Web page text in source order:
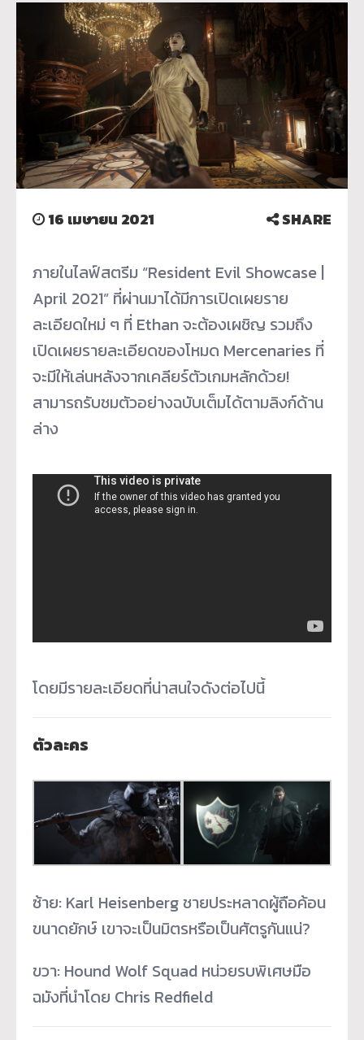
16 เมษายน 2021 SHARE
ภายในไลฟ์สตรีม “Resident Evil Showcase |
April 2021” ที่ผ่านมาได้มีการเปิดเผยราย
ละเอียดใหม่ ๆ ที่ Ethan จะต้องเผชิญ รวมถึง
เปิดเผยรายละเอียดของโหมด Mercenaries ที่
จะมีให้เล่นหลังจากเคลียร์ตัวเกมหลักด้วย!
สามารถรับชมตัวอย่างฉบับเต็มได้ตามลิงก์ด้าน
ล่าง
โดยมีรายละเอียดที่น่าสนใจดังต่อไปนี้
ตัวละคร
ซ้าย: Karl Heisenberg ชายประหลาดผู้ถือค้อน
ขนาดยักษ์ เขาจะเป็นมิตรหรือเป็นศัตรูกันแน่?
ขวา: Hound Wolf Squad หน่วยรบพิเศษมือ
ฉมังที่นำโดย Chris Redfield